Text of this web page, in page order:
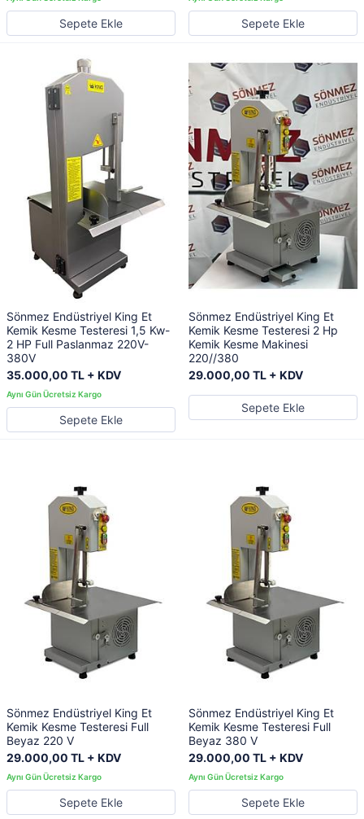
Sepete Ekle Sepete Ekle
Sönmez Endüstriyel King Et
Kemik Kesme Testeresi 1,5 Kw-
2 HP Full Paslanmaz 220V-
380V
35.000,00 TL + KDV
Sepete Ekle
Sönmez Endüstriyel King Et
Kemik Kesme Testeresi 2 Hp
Kemik Kesme Makinesi
220//380
29.000,00 TL + KDV
Sepete Ekle
Sönmez Endüstriyel King Et
Kemik Kesme Testeresi Full
Beyaz 220 V
29.000,00 TL + KDV
Sepete Ekle
Sönmez Endüstriyel King Et
Kemik Kesme Testeresi Full
Beyaz 380 V
29.000,00 TL + KDV
Sepete Ekle